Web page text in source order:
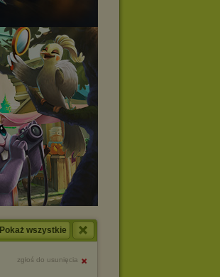
Pokaż wszystkie
zgłoś do usunięcia